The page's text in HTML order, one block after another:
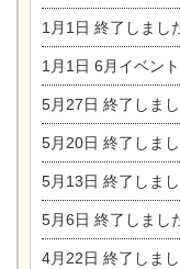
1月1日 終了しました）6/
1月1日 6月イベン
5月27日 終了しまし
5月20日 終了しました）
5月13日 終了しま
5月6日 終了しました）5/6㈯
4月22日 終了しまし